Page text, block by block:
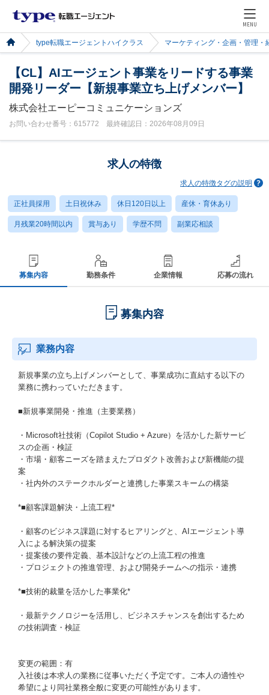
MENU
type転職エージェントハイクラス マーケティング・企画・管理・
【CL】AIエージェント事業をリードする事業
開発リーダー【新規事業立ち上げメンバー】
株式会社エーピーコミュニケーションズ
お問い合わせ番号：615772 最終確認日：2026年08月09日
求人の特徴
求人の特徴タグの説明
正社員採用 土日祝休み 休日120日以上 産休・育休あり
月残業20時間以内 賞与あり 学歴不問 副業応相談
募集内容 勤務条件 企業情報 応募の流れ
募集内容
業務内容
新規事業の立ち上げメンバーとして、事業成功に直結する以下の
業務に携わっていただきます。
■新規事業開発・推進（主要業務）
・Microsoft社技術（Copilot Studio + Azure）を活かした新サービ
スの企画・検証
・市場・顧客ニーズを踏まえたプロダクト改善および新機能の提
案
・社内外のステークホルダーと連携した事業スキームの構築
*■顧客課題解決・上流工程*
・顧客のビジネス課題に対するヒアリングと、AIエージェント導
入による解決策の提案
・提案後の要件定義、基本設計などの上流工程の推進
・プロジェクトの推進管理、および開発チームへの指示・連携
*■技術的裁量を活かした事業化*
・最新テクノロジーを活用し、ビジネスチャンスを創出するため
の技術調査・検証
変更の範囲：有
入社後は本求人の業務に従事いただく予定です。ご本人の適性や
希望により同社業務全般に変更の可能性があります。